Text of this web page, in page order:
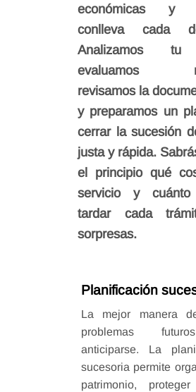
económicas y
conlleva cada
Analizamos tu
evaluamos
revisamos la
y preparamos un
cerrar la sucesión
justa y rápida.
el principio qué
servicio y cuánto
tardar cada
sorpresas.
Planificación
La mejor manera
problemas
anticiparse. La
sucesoria permite
patrimonio,